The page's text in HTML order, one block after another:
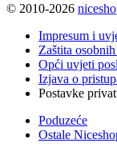
© 2010-2026
Impresum i
Zaštita
Opći uvjeti
Izjava o
Postavke
Poduzeće
Ostale